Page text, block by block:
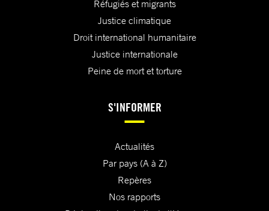
Réfugiés et migrants
Justice climatique
Droit international humanitaire
Justice internationale
Peine de mort et torture
S'INFORMER
Actualités
Par pays (A à Z)
Repères
Nos rapports